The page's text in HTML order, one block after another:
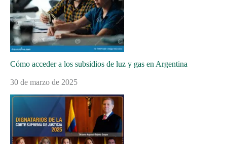
Cómo acceder a los subsidios de luz y gas en Argentina
30 de marzo de 2025